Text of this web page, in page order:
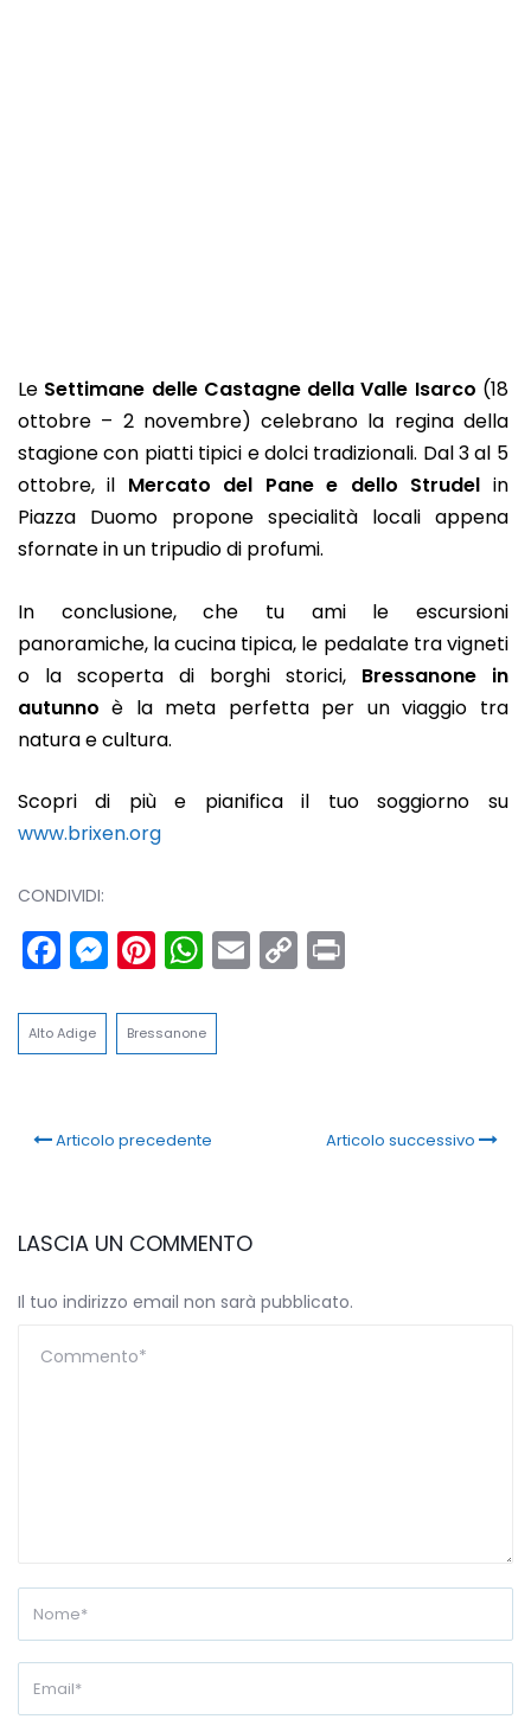
Le Settimane delle Castagne della Valle Isarco (18
ottobre – 2 novembre) celebrano la regina della
stagione con piatti tipici e dolci tradizionali. Dal 3 al 5
ottobre, il Mercato del Pane e dello Strudel in
Piazza Duomo propone specialità locali appena
sfornate in un tripudio di profumi.
In conclusione, che tu ami le escursioni
panoramiche, la cucina tipica, le pedalate tra vigneti
o la scoperta di borghi storici, Bressanone in
autunno è la meta perfetta per un viaggio tra
natura e cultura.
Scopri di più e pianifica il tuo soggiorno su
www.brixen.org
CONDIVIDI:
Facebook
Messenger
Pinterest
WhatsApp
Email
Copy
Link
Alto Adige Bressanone
Articolo precedente Articolo successivo
LASCIA UN COMMENTO
Il tuo indirizzo email non sarà pubblicato.